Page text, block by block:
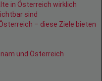
in Österreich wirklich
sind
– diese Ziele bieten
und Österreich